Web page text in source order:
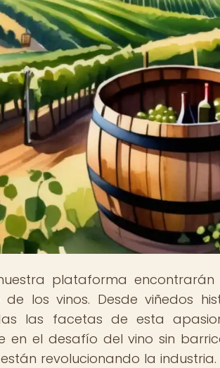
plataforma
los vinos. Desde viñedos
las facetas de esta
en el desafío del vino sin
revolucionando la